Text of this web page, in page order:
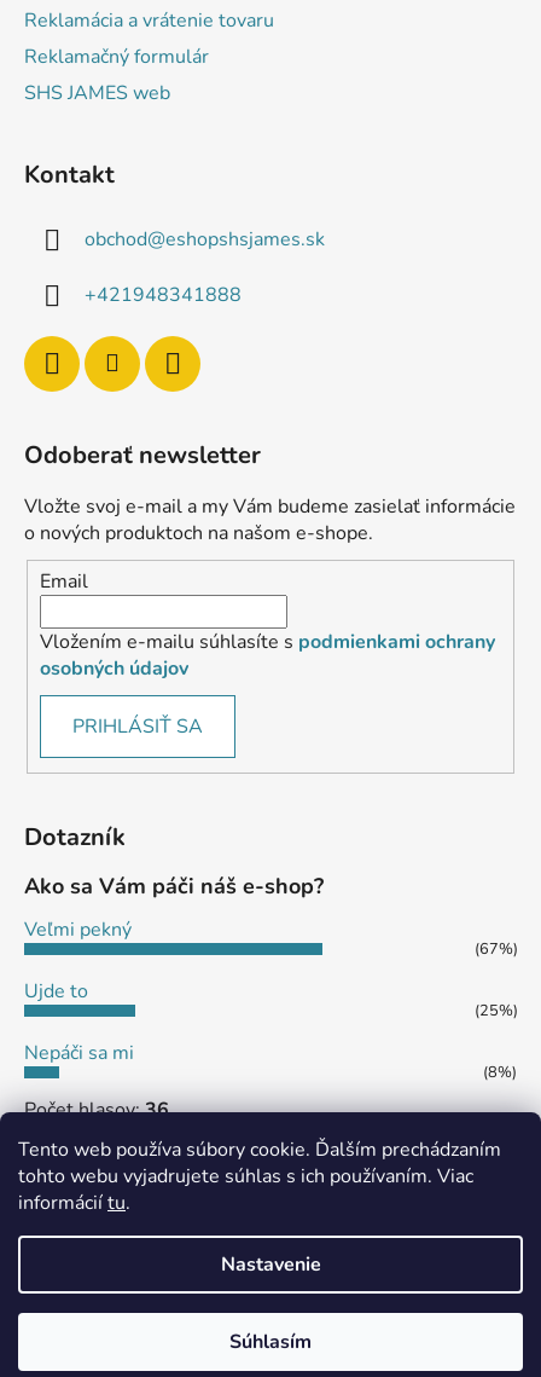
Tento web používa súbory cookie. Ďalším prechádzaním
tohto webu vyjadrujete súhlas s ich používaním. Viac
informáciítu.
Nastavenie
Súhlasím
Reklamácia a vrátenie tovaru
Reklamačný formulár
SHS JAMES web
Kontakt
obchod@eshopshsjames.sk
+421948341888
Odoberať newsletter
Vložte svoj e-mail a my Vám budeme zasielať informácie
o nových produktoch na našom e-shope.
Email
Vložením e-mailu súhlasíte s podmienkami ochrany
osobných údajov
PRIHLÁSIŤ SA
Dotazník
Ako sa Vám páči náš e-shop?
Veľmi pekný
(67%)
Ujde to
(25%)
Nepáči sa mi
(8%)
Počet hlasov:36
MôjPrvýEshop.sk Shoptet.sk
Vytvoril Shoptet
eshop SHS JAMES